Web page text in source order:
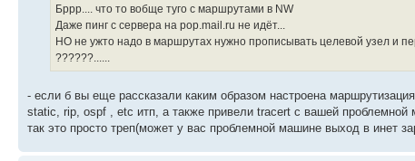
Бррр.... что то вобще туго с маршрутами в NW
Даже пинг с сервера на pop.mail.ru не идёт...
НО не ужто надо в маршрутах нужно прописывать целевой узел и
??????......
- если б вы еще рассказали каким образом настроена маршрутизация
static, rip, ospf , etc итп, а также привели tracert с вашей
так это просто треп(может у вас проблемной машине выход в инет